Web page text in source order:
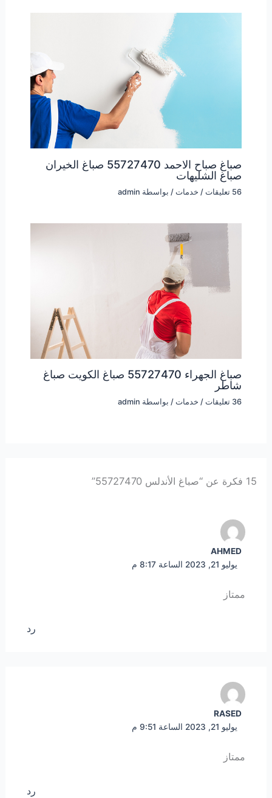
صباغ صباح الاحمد 55727470 صباغ الخيران
صباغ الشليهات
56 تعليقات / خدمات/ بواسطة admin
صباغ الجهراء 55727470 صباغ الكويت صباغ
شاطر
36 تعليقات / خدمات/ بواسطة admin
15 فكرة عن “صباغ الأندلس 55727470”
AHMED
يوليو 21, 2023 الساعة 8:17 م
ممتاز
رد
RASED
يوليو 21, 2023 الساعة 9:51 م
ممتاز
رد